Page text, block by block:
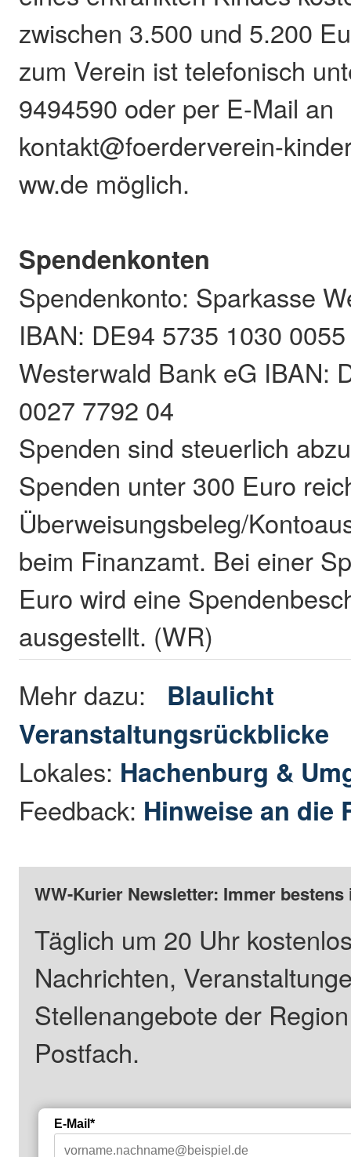
zwischen 3.500 und 5.200
zum Verein ist telefonisch
9494590 oder per E-Mail an
kontakt@foerderverein-
ww.de möglich.
Spendenkonten
Spendenkonto: Sparkasse
IBAN: DE94 5735 1030
Westerwald Bank eG IBAN:
0027 7792 04
Spenden sind steuerlich
Spenden unter 300 Euro
Überweisungsbeleg/
beim Finanzamt. Bei einer
Euro wird eine
ausgestellt. (WR)
Mehr dazu: Blaulicht
Veranstaltungsrückblicke
Lokales: Hachenburg &
Feedback: Hinweise an die
WW-Kurier Newsletter: Immer
Täglich um 20 Uhr
Nachrichten,
Stellenangebote der
Postfach.
E-Mail*